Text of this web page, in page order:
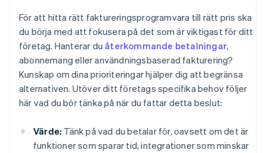
För att hitta rätt faktureringsprogramvara till rätt pris ska
du börja med att fokusera på det som är viktigast för ditt
företag. Hanterar du återkommande betalningar,
abonnemang eller användningsbaserad fakturering?
Kunskap om dina prioriteringar hjälper dig att begränsa
alternativen. Utöver ditt företags specifika behov följer
här vad du bör tänka på när du fattar detta beslut:
Värde: Tänk på vad du betalar för, oavsett om det är
funktioner som sparar tid, integrationer som minskar